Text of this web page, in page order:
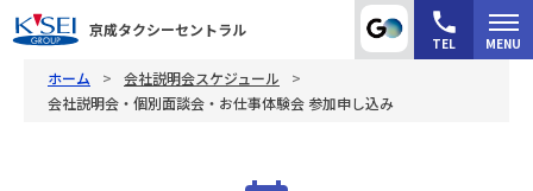
京成タクシーセントラル
ホーム
会社説明会スケジュール
会社説明会・個別面談会・お仕事体験会 参加申し込み